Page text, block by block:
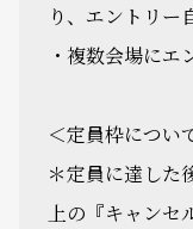
り、エントリー
・複数会場にエ
＜定員枠につい
＊定員に達した
上の『キャンセ